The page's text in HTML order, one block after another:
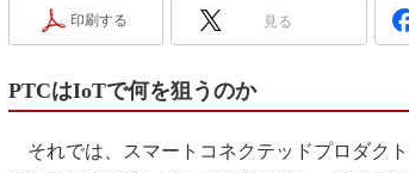
印刷する 見る
PTCはIoTで何を狙うのか
それでは、スマートコネクテッドプロダク